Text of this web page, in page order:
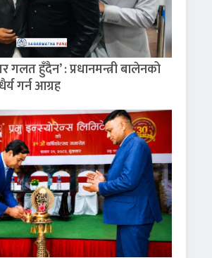
गलत हुँदैन’ : प्रधानमन्त्री बालेनको
गर्न आग्रह